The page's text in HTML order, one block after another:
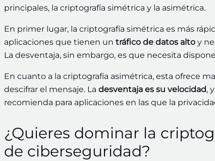
principales, la criptografía simétrica y la asimétrica.
En primer lugar, la criptografía simétrica es más
aplicaciones que tienen un tráfico de datos alto y
La desventaja, sin embargo, es que necesita
En cuanto a la criptografía asimétrica, esta ofrece
descifrar el mensaje. La desventaja es su velocidad,
recomienda para aplicaciones en las que la
¿Quieres dominar la
de ciberseguridad?